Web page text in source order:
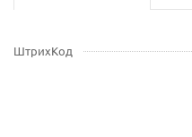
ШтрихКод